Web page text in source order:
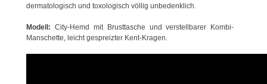
dermatologisch und toxologisch völlig unbedenklich.
Modell: City-Hemd mit Brusttasche und verstellbarer Kombi-
Manschette, leicht gespreizter Kent-Kragen.